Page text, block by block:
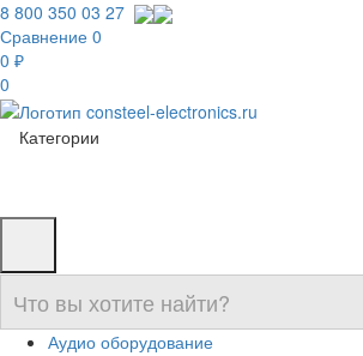
8 800 350 03 27
Сравнение 0
0 ₽
0
Категории
Аудио оборудование